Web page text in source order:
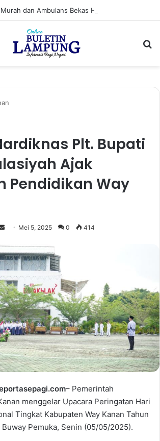
Plt. Bupati
Ajak
Pendidikan Way
n
d
a
n
e
m
a
i
l
Mei 5, 2025 0 414
– Pemerintah
menggelar Upacara Peringatan Hari
Tingkat Kabupaten Way Kanan Tahun
Pemuka, Senin (05/05/2025).